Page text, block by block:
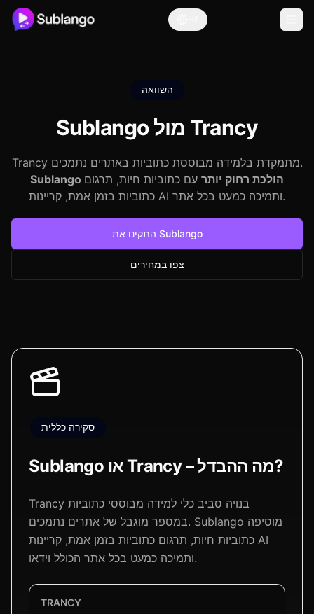
השוואה
Trancy
Trancy מתמקדת בלמידה מבוססת כתוביות באתרים נתמכים.
Sublango הולכת רחוק יותר עם כתוביות חיות, תרגום
כתוביות בזמן אמת, קריינות AI ותמיכה כמעט בכל אתר.
התקינו את Sublango
צפו במחירים
סקירה כללית
Sublango או Trancy – מה ההבדל?
Trancy בנויה סביב כלי למידה מבוססי כתוביות
במספר מוגבל של אתרים נתמכים. Sublango מוסיפה
כתוביות חיות, תרגום כתוביות בזמן אמת, קריינות AI
ותמיכה כמעט בכל אתר הכולל וידאו.
TRANCY